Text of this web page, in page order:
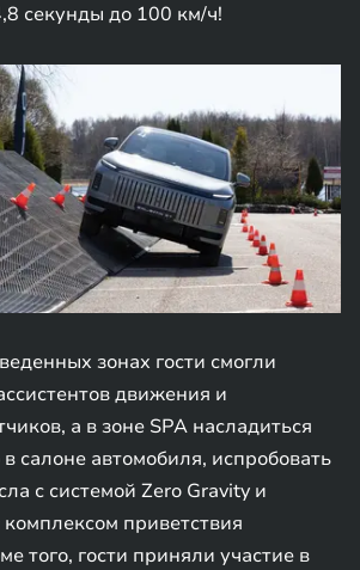
секунды до 100 км/ч!
зонах гости смогли
движения и
а в зоне SPA насладиться
салоне автомобиля, испробовать
с системой Zero Gravity и
приветствия
того, гости приняли участие в